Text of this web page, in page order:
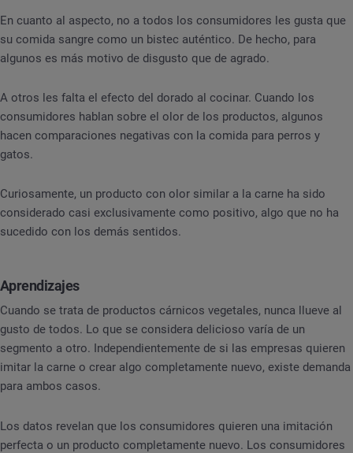
En cuanto al aspecto, no a todos los consumidores les gusta que
su comida sangre como un bistec auténtico. De hecho, para
algunos es más motivo de disgusto que de agrado.
A otros les falta el efecto del dorado al cocinar. Cuando los
consumidores hablan sobre el olor de los productos, algunos
hacen comparaciones negativas con la comida para perros y
gatos.
Curiosamente, un producto con olor similar a la carne ha sido
considerado casi exclusivamente como positivo, algo que no ha
sucedido con los demás sentidos.
Aprendizajes
Cuando se trata de productos cárnicos vegetales, nunca llueve al
gusto de todos. Lo que se considera delicioso varía de un
segmento a otro. Independientemente de si las empresas quieren
imitar la carne o crear algo completamente nuevo, existe demanda
para ambos casos.
Los datos revelan que los consumidores quieren una imitación
perfecta o un producto completamente nuevo. Los consumidores